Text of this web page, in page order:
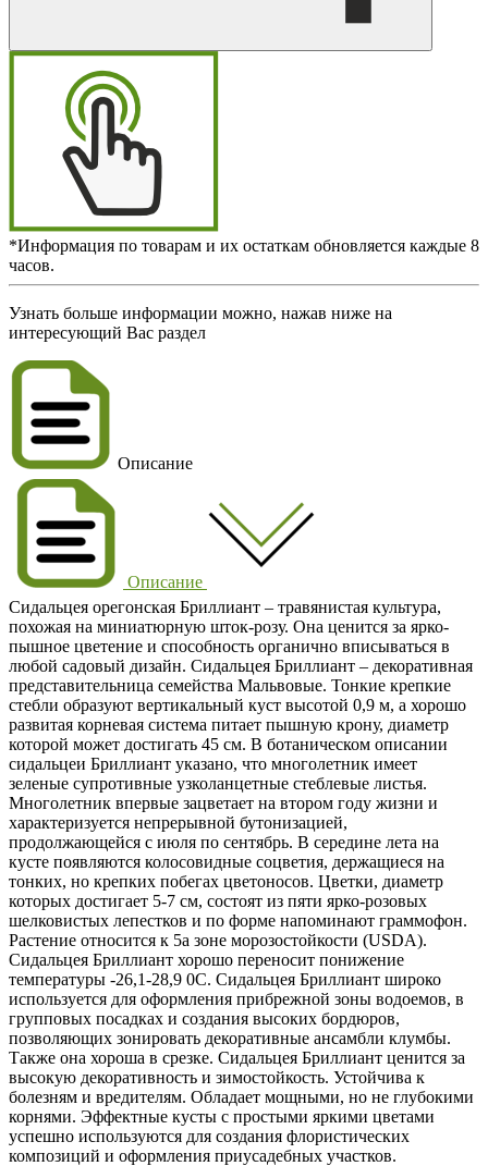
*Информация по товарам и их остаткам обновляется каждые 8
часов.
Узнать больше информации можно, нажав ниже на
интересующий Вас раздел
Описание
Описание
Сидальцея орегонская Бриллиант – травянистая культура,
похожая на миниатюрную шток-розу. Она ценится за ярко-
пышное цветение и способность органично вписываться в
любой садовый дизайн. Сидальцея Бриллиант – декоративная
представительница семейства Мальвовые. Тонкие крепкие
стебли образуют вертикальный куст высотой 0,9 м, а хорошо
развитая корневая система питает пышную крону, диаметр
которой может достигать 45 см. В ботаническом описании
сидальцеи Бриллиант указано, что многолетник имеет
зеленые супротивные узколанцетные стеблевые листья.
Многолетник впервые зацветает на втором году жизни и
характеризуется непрерывной бутонизацией,
продолжающейся с июля по сентябрь. В середине лета на
кусте появляются колосовидные соцветия, держащиеся на
тонких, но крепких побегах цветоносов. Цветки, диаметр
которых достигает 5-7 см, состоят из пяти ярко-розовых
шелковистых лепестков и по форме напоминают граммофон.
Растение относится к 5а зоне морозостойкости (USDA).
Сидальцея Бриллиант хорошо переносит понижение
температуры -26,1-28,9 0C. Сидальцея Бриллиант широко
используется для оформления прибрежной зоны водоемов, в
групповых посадках и создания высоких бордюров,
позволяющих зонировать декоративные ансамбли клумбы.
Также она хороша в срезке. Сидальцея Бриллиант ценится за
высокую декоративность и зимостойкость. Устойчива к
болезням и вредителям. Обладает мощными, но не глубокими
корнями. Эффектные кусты с простыми яркими цветами
успешно используются для создания флористических
композиций и оформления приусадебных участков.